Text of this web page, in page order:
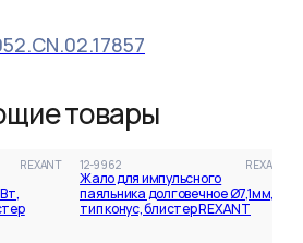
товары
REXANT 12-9962 REXANT
Жало для импульсного
паяльника долговечное Ø7,1мм,
тип конус, блистер REXANT